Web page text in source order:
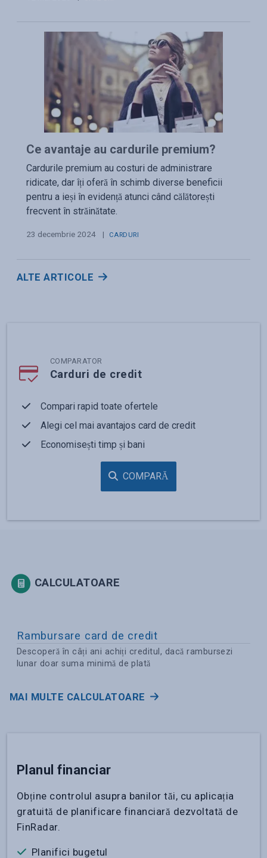
Ce avantaje au cardurile premium?
Cardurile premium au costuri de administrare
ridicate, dar îți oferă în schimb diverse beneficii
pentru a ieși în evidență atunci când călătorești
frecvent în străinătate.
23 decembrie 2024 | CARDURI
ALTE ARTICOLE
COMPARATOR
Carduri de credit
Compari rapid toate ofertele
Alegi cel mai avantajos card de credit
Economisești timp și bani
COMPARĂ
CALCULATOARE
Rambursare card de credit
Descoperă în câți ani achiți creditul, dacă rambursezi
lunar doar suma minimă de plată
MAI MULTE CALCULATOARE
Planul financiar
Obține controlul asupra banilor tăi, cu aplicația
gratuită de planificare financiară dezvoltată de
FinRadar.
Planifici bugetul